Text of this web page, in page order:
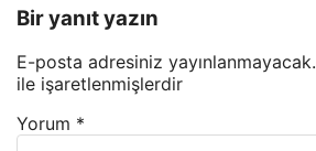
Bir yanıt yazın
E-posta adresiniz yayınlanmayacak.
ile işaretlenmişlerdir
Yorum *